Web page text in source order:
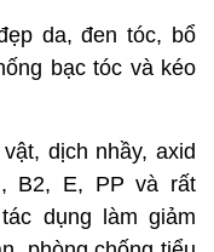
còi xương ở trẻ
già. Ngoài ra, ăn
phòng chống
viêm nhiễm do vi
I, Ca, chất xơ và
việc điều hòa mỡ